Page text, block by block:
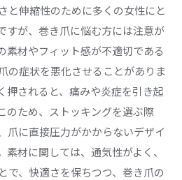
せないためのストッキング素材
を提供するストッキングの特性
ストッキングの選定基準
グに与える影響とその対策法
破れを防ぐ巻き爪対策
トッキングへのダメージを最小
適した巻き爪ケア用品の紹介
と伸縮性のために多くの女性にと
すが、巻き爪に悩む方には注意が
素材やフィット感が不適切である
の症状を悪化させることがありま
押されると、痛みや炎症を引き起
のため、ストッキングを選ぶ際
爪に直接圧力がかからないデザイ
素材に関しては、通気性がよく、
で、快適さを保ちつつ、巻き爪の